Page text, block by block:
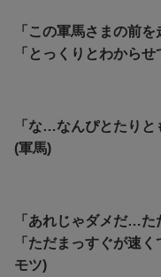
「この軍馬さまの前
「とっくりとわから
「な…なんぴとたり
(軍馬)
「あれじゃダメだ…た
「ただまっすぐが速
モツ)